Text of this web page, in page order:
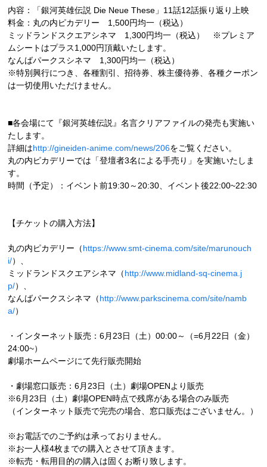
内容：「銀河英雄伝説 Die Neue These」11話12話振り返り上映
料金：丸の内ピカデリー 1,500円均一（税込）
ミッドランドスクエアシネマ 1,300円均一（税込） ※プレミア
ムシートはプラス1,000円頂戴いたします。
なんばパークスシネマ 1,300円均一（税込）
※特別興行につき、各種割引、招待券、株主優待券、各種クーポン
は一切使用いただけません。
■各会場にて『銀河英雄伝説』名言クリアファイルの発売も実施い
たします。
詳細はhttp://gineiden-anime.com/news/206をご覧ください。
丸の内ピカデリーでは「登壇者3名による手売り」を実施いたしま
す。
時間（予定）：イベント前19:30～20:30、イベント後22:00~22:30
【チケットの購入方法】
丸の内ピカデリー（https://www.smt-cinema.com/site/marunouch
i/）、
ミッドランドスクエアシネマ（http://www.midland-sq-cinema.j
p/）、
なんばパークスシネマ（http://www.parkscinema.com/site/namb
a/）
・インターネット販売：6月23日（土）00:00～（=6月22日（金）
24:00~）
劇場ホームページにて先行販売開始
・劇場窓口販売：6月23日（土）劇場OPENより販売
※6月23日（土）劇場OPEN時点で残席がある場合のみ販売
（インターネット販売で完売の場合、窓口販売はございません。）
※お電話でのご予約は承っておりません。
※お一人様4枚までの購入とさせて頂きます。
※転売・転用目的の購入は固くお断り致します。